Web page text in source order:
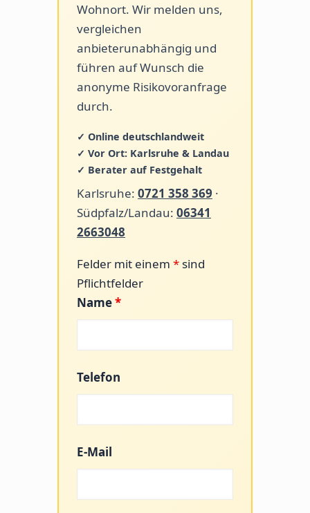
Wohnort. Wir melden uns,
vergleichen
anbieterunabhängig und
führen auf Wunsch die
anonyme Risikovoranfrage
durch.
✓ Online deutschlandweit
✓ Vor Ort: Karlsruhe & Landau
✓ Berater auf Festgehalt
Karlsruhe: 0721 358 369 ·
Südpfalz/Landau: 06341
2663048
Felder mit einem * sind
Pflichtfelder
Name*
Telefon
E-Mail